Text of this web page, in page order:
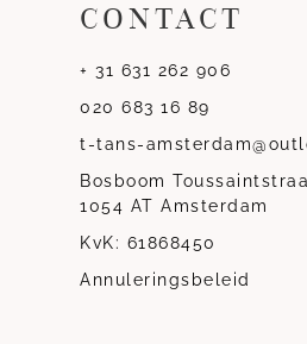
CONTACT
+ 31 631 262 906
020 683 16 89
t-tans-
Bosboom
1054 AT Amsterdam
KvK: 61868450
Annuleringsbeleid